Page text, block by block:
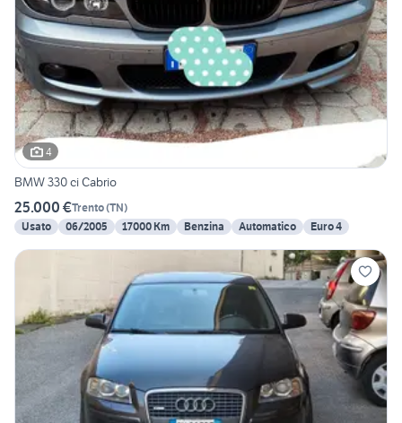
4
BMW 330 ci Cabrio
25.000 €Trento(TN)
Usato
06/2005 17000 Km Benzina Automatico Euro 4